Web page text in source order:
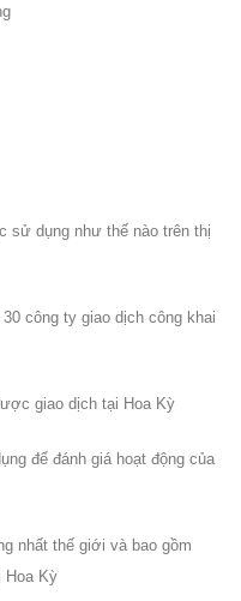
sử dụng như thế nào trên thị
công ty giao dịch công khai
giao dịch tại Hoa Kỳ
để đánh giá hoạt động của
nhất thế giới và bao gồm
Hoa Kỳ